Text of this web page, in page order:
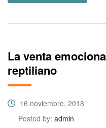
La venta
reptiliano
16 noviembre, 2018
Posted by: admin